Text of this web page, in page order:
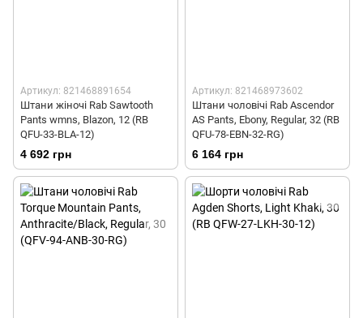
Артикул: 821468891654
Штани жіночі Rab Sawtooth
Pants wmns, Blazon, 12 (RB
QFU-33-BLA-12)
4 692 грн
Артикул: 821468973602
Штани чоловічі Rab Ascendor
AS Pants, Ebony, Regular, 32 (RB
QFU-78-EBN-32-RG)
6 164 грн